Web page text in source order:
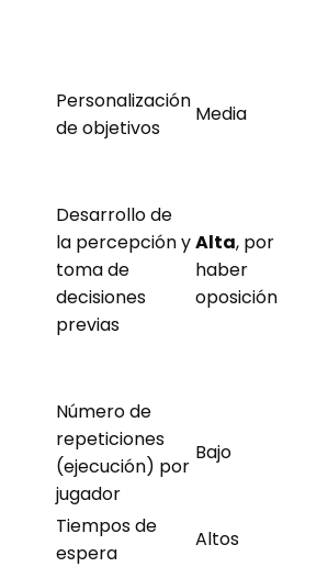
Personalización
de objetivos
Media
Desarrollo de
la percepción y
toma de
decisiones
previas
Alta, por
haber
oposición
Número de
repeticiones
(ejecución) por
jugador
Bajo
Tiempos de
espera
Altos